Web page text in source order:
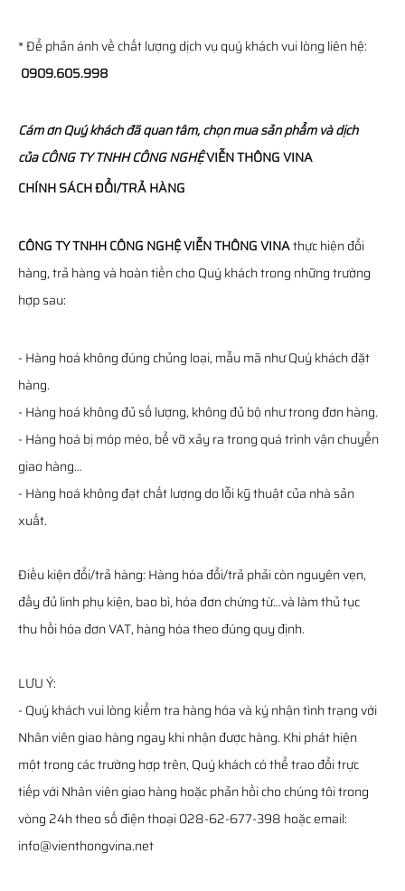
* Để phản ánh về chất lượng dịch vụ quý khách vui lòng liên hệ:
0909.605.998
Cám ơn Quý khách đã quan tâm, chọn mua sản phẩm và dịch
củaCÔNG TY TNHH CÔNG NGHỆVIỄN THÔNGVINA
CHÍNH SÁCH ĐỔI/TRẢ HÀNG
CÔNG TY TNHH CÔNG NGHỆ VIỄN THÔNG VINAthực hiện đổi
hàng, trả hàng và hoàn tiền cho Quý khách trong những trường
hợp sau:
- Hàng hoá không đúng chủng loại, mẫu mã như Quý khách đặt
hàng.
- Hàng hoá không đủ số lượng, không đủ bộ như trong đơn hàng.
- Hàng hoá bị móp méo, bể vỡ xảy ra trong quá trình vận chuyển
giao hàng…
- Hàng hoá không đạt chất lượng do lỗi kỹ thuật của nhà sản
xuất.
Điều kiện đổi/trả hàng: Hàng hóa đổi/trả phải còn nguyên vẹn,
đầy đủ linh phụ kiện, bao bì, hóa đơn chứng từ…và làm thủ tục
thu hồi hóa đơn VAT, hàng hóa theo đúng quy định.
LƯU Ý:
- Quý khách vui lòng kiểm tra hàng hóa và ký nhận tình trạng với
Nhân viên giao hàng ngay khi nhận được hàng. Khi phát hiện
một trong các trường hợp trên, Quý khách có thể trao đổi trực
tiếp với Nhân viên giao hàng hoặc phản hồi cho chúng tôi trong
vòng 24h theo số điện thoại 028-62-677-398 hoặc email:
info@vienthongvina.net